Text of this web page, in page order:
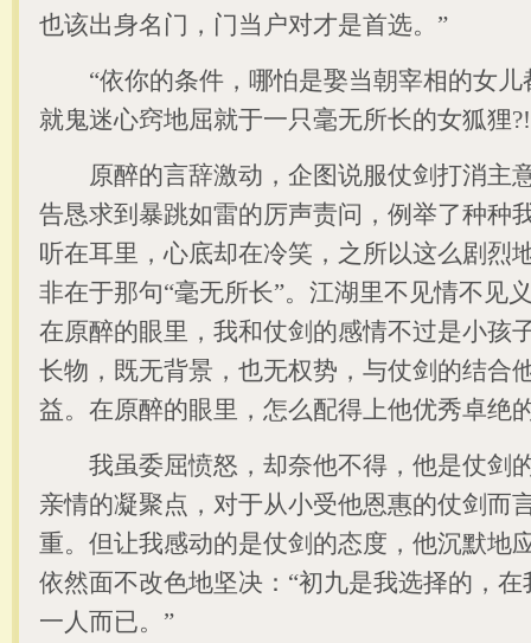
也该出身名门，门当户对才是首选。”
“依你的条件，哪怕是娶当朝宰相的女儿
就鬼迷心窍地屈就于一只毫无所长的女狐狸
原醉的言辞激动，企图说服仗剑打消主
告恳求到暴跳如雷的厉声责问，例举了种种
听在耳里，心底却在冷笑，之所以这么剧烈
非在于那句“毫无所长”。江湖里不见情不见
在原醉的眼里，我和仗剑的感情不过是小孩
长物，既无背景，也无权势，与仗剑的结合
益。在原醉的眼里，怎么配得上他优秀卓绝
我虽委屈愤怒，却奈他不得，他是仗剑
亲情的凝聚点，对于从小受他恩惠的仗剑而
重。但让我感动的是仗剑的态度，他沉默地
依然面不改色地坚决：“初九是我选择的，
一人而已。”